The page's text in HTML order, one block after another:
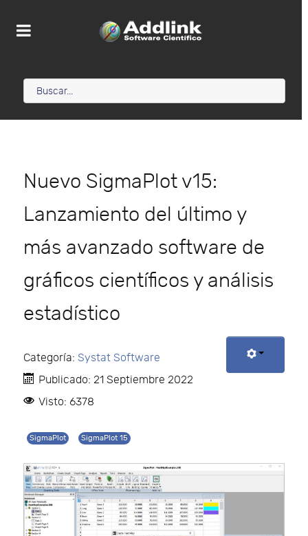
Nuevo SigmaPlot v15:
Lanzamiento del último y
más avanzado software de
gráficos científicos y análisis
estadístico
Categoría: Systat Software
Publicado: 21 Septiembre 2022
Visto: 6378
SigmaPlot SigmaPlot 15